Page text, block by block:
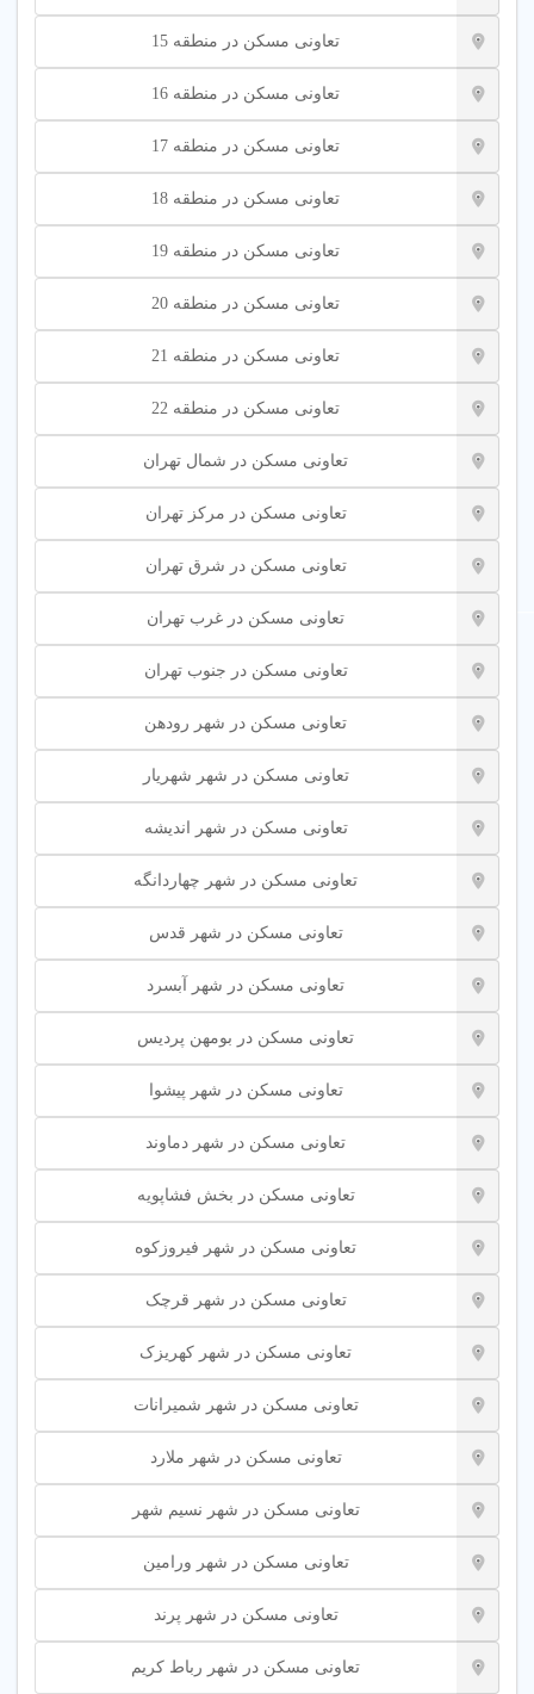
تعاونی مسکن در منطقه 15
تعاونی مسکن در منطقه 16
تعاونی مسکن در منطقه 17
تعاونی مسکن در منطقه 18
تعاونی مسکن در منطقه 19
تعاونی مسکن در منطقه 20
تعاونی مسکن در منطقه 21
تعاونی مسکن در منطقه 22
تعاونی مسکن در شمال تهران
تعاونی مسکن در مرکز تهران
تعاونی مسکن در شرق تهران
تعاونی مسکن در غرب تهران
تعاونی مسکن در جنوب تهران
تعاونی مسکن در شهر رودهن
تعاونی مسکن در شهر شهریار
تعاونی مسکن در شهر اندیشه
تعاونی مسکن در شهر چهاردانگه
تعاونی مسکن در شهر قدس
تعاونی مسکن در شهر آبسرد
تعاونی مسکن در بومهن پردیس
تعاونی مسکن در شهر پیشوا
تعاونی مسکن در شهر دماوند
تعاونی مسکن در بخش فشاپویه
تعاونی مسکن در شهر فیروزکوه
تعاونی مسکن در شهر قرچک
تعاونی مسکن در شهر کهریزک
تعاونی مسکن در شهر شمیرانات
تعاونی مسکن در شهر ملارد
تعاونی مسکن در شهر نسیم شهر
تعاونی مسکن در شهر ورامین
تعاونی مسکن در شهر پرند
تعاونی مسکن در شهر رباط کریم